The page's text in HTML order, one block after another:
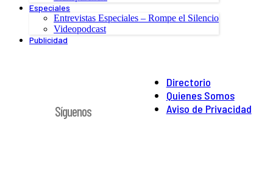
Especiales
Entrevistas Especiales – Rompe el Silencio
Videopodcast
Publicidad
Directorio
Quienes Somos
Aviso de Privacidad
Síguenos